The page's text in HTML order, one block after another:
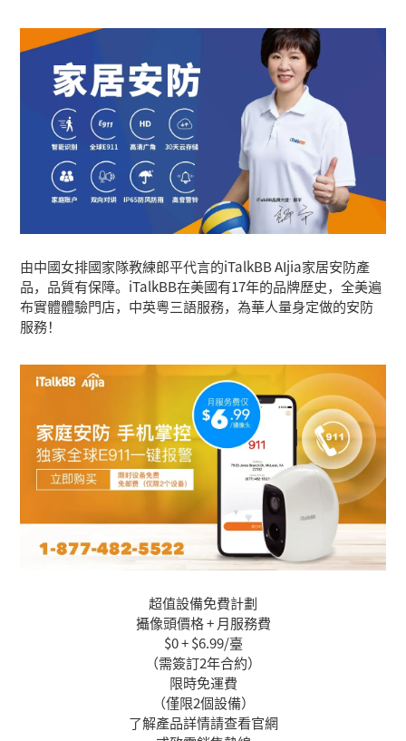
由中國女排國家隊教練郎平代言的iTalkBB AIjia家居安防產
品，品質有保障。iTalkBB在美國有17年的品牌歷史，全美遍
布實體體驗門店，中英粵三語服務，為華人量身定做的安防
服務！
超值設備免費計劃
攝像頭價格 + 月服務費
$0 + $6.99/臺
（需簽訂2年合約）
限時免運費
（僅限2個設備）
了解產品詳情請查看官網